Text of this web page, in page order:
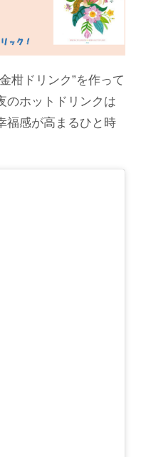
柑ドリンク”を作って
のホットドリンクは
福感が高まるひと時